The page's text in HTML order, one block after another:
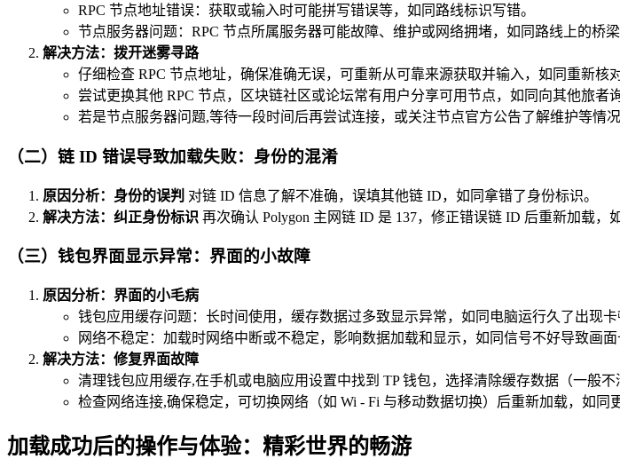
RPC 节点地址错误：获取或输入时可能拼写错误等，如同路线标识写错。
节点服务器问题：RPC 节点所属服务器可能故障、维护或网络拥堵，如同路线上的桥梁
解决方法：拨开迷雾寻路
仔细检查 RPC 节点地址，确保准确无误，可重新从可靠来源获取并输入，如同重新核
尝试更换其他 RPC 节点，区块链社区或论坛常有用户分享可用节点，如同向其他旅者询
若是节点服务器问题,等待一段时间后再尝试连接，或关注节点官方公告了解维护等情
（二）链 ID 错误导致加载失败：身份的混淆
原因分析：身份的误判 对链 ID 信息了解不准确，误填其他链 ID，如同拿错了身份标识。
解决方法：纠正身份标识 再次确认 Polygon 主网链 ID 是 137，修正错误链 ID 后重新加载，
（三）钱包界面显示异常：界面的小故障
原因分析：界面的小毛病
钱包应用缓存问题：长时间使用，缓存数据过多致显示异常，如同电脑运行久了出现卡
网络不稳定：加载时网络中断或不稳定，影响数据加载和显示，如同信号不好导致画面
解决方法：修复界面故障
清理钱包应用缓存,在手机或电脑应用设置中找到 TP 钱包，选择清除缓存数据（一般
检查网络连接,确保稳定，可切换网络（如 Wi - Fi 与移动数据切换）后重新加载，如同
加载成功后的操作与体验：精彩世界的畅游